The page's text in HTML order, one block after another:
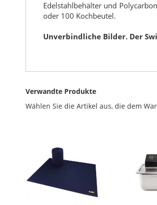
Edelstahlbehälter und
oder 100 Kochbeutel.
Unverbindliche Bilder. Der
Verwandte Produkte
Wählen Sie die Artikel aus, die dem